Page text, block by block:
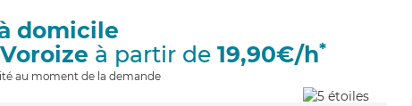
domicile
à partir de 19,90€/h*
au moment de la demande